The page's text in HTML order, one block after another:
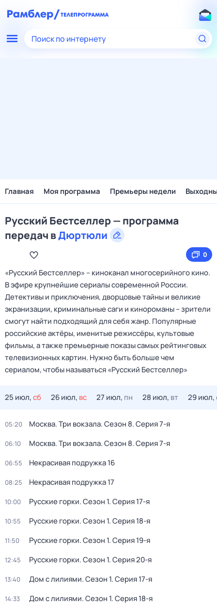
Поиск по интернету
Главная Моя программа Премьеры недели
Русский Бестселлер — программа
передач вДюртюли
0
«Русский Бестселлер» – киноканал многосерийного кино.
В эфире крупнейшие сериалы современной России.
Детективы и приключения, дворцовые тайны и великие
экранизации, криминальные саги и кинороманы – зрители
смогут найти подходящий для себя жанр. Популярные
российские актёры, именитые режиссёры, культовые
фильмы, а также премьерные показы самых рейтинговых
телевизионных картин. Нужно быть больше чем
сериалом, чтобы называться «Русский Бестселлер»
25 июл,сб 26 июл, вс 27 июл, пн 28 июл, вт 29 июл,
05:20 Москва. Три вокзала. Сезон 8. Серия 7-я
06:10 Москва. Три вокзала. Сезон 8. Серия 7-я
06:55 Некрасивая подружка 16
08:25 Некрасивая подружка 17
10:00 Русские горки. Сезон 1. Серия 17-я
10:55 Русские горки. Сезон 1. Серия 18-я
11:50 Русские горки. Сезон 1. Серия 19-я
12:45 Русские горки. Сезон 1. Серия 20-я
13:40 Дом с лилиями. Сезон 1. Серия 17-я
14:33 Дом с лилиями. Сезон 1. Серия 18-я